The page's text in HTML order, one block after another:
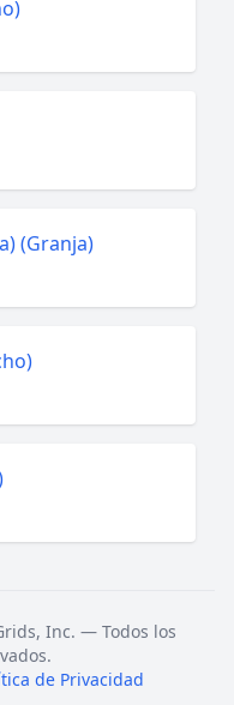
(Granja)
Inc. — Todos los
de Privacidad